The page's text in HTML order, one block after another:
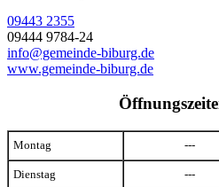
09443 2355
09444 9784-24
info@gemeinde-biburg.de
www.gemeinde-biburg.de
Montag ---
Dienstag ---